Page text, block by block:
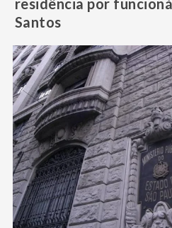
residência por
Santos